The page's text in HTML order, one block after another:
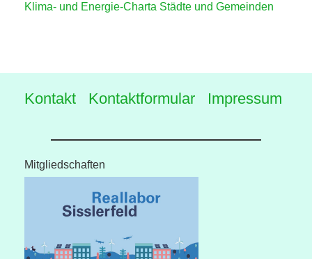
Klima- und Energie-Charta Städte und Gemeinden
Kontakt Kontaktformular Impressum
Mitgliedschaften